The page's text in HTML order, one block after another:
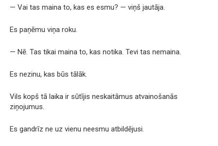
— Vai tas maina to, kas es esmu? — viņš jautāja.
Es paņēmu viņa roku.
— Nē. Tas tikai maina to, kas notika. Tevi tas nemaina.
Es nezinu, kas būs tālāk.
Vils kopš tā laika ir sūtījis neskaitāmus atvainošanās
ziņojumus.
Es gandrīz ne uz vienu neesmu atbildējusi.